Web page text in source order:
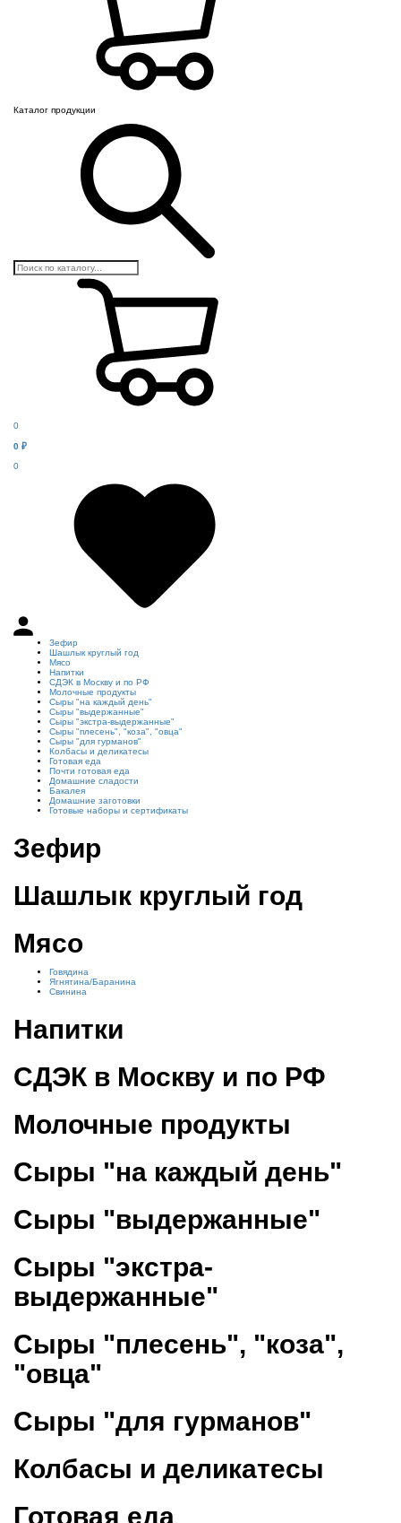
Каталог продукции
0
0 ₽
0
Зефир
Шашлык круглый год
Мясо
Напитки
СДЭК в Москву и по РФ
Молочные продукты
Сыры "на каждый день"
Сыры "выдержанные"
Сыры "экстра-выдержанные"
Сыры "плесень", "коза", "овца"
Сыры "для гурманов"
Колбасы и деликатесы
Готовая еда
Почти готовая еда
Домашние сладости
Бакалея
Домашние заготовки
Готовые наборы и сертификаты
Зефир
Шашлык круглый год
Мясо
Говядина
Ягнятина/Баранина
Свинина
Напитки
СДЭК в Москву и по РФ
Молочные продукты
Сыры "на каждый день"
Сыры "выдержанные"
Сыры "экстра-
выдержанные"
Сыры "плесень", "коза",
"овца"
Сыры "для гурманов"
Колбасы и деликатесы
Готовая еда